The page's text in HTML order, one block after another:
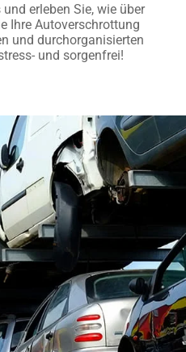
erleben Sie, wie über
Ihre Autoverschrottung
und durchorganisierten
und sorgenfrei!